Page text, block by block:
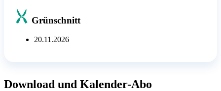
Grünschnitt
20.11.2026
Download und Kalender-Abo